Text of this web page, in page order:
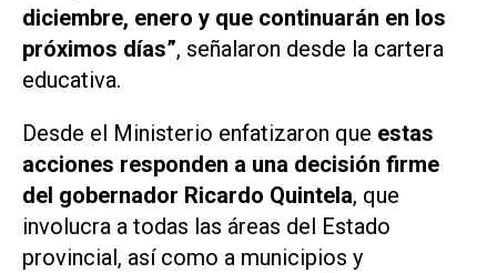
diciembre, enero y que continuarán en los
próximos días”, señalaron desde la cartera
educativa.
Desde el Ministerio enfatizaron que estas
acciones responden a una decisión firme
del gobernador Ricardo Quintela, que
involucra a todas las áreas del Estado
provincial, así como a municipios y